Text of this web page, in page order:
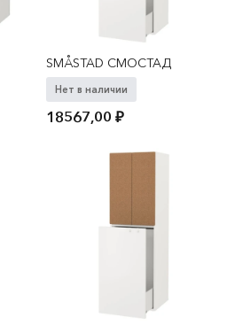
SMÅSTAD СМОСТАД
Нет в наличии
18567,00₽